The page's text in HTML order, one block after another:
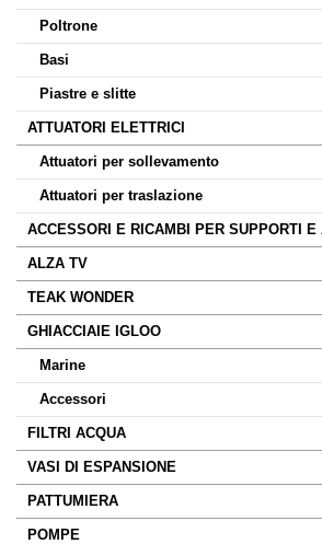
Poltrone
Basi
Piastre e slitte
ATTUATORI ELETTRICI
Attuatori per sollevamento
Attuatori per traslazione
ACCESSORI E RICAMBI PER SUPPORTI E
ALZA TV
TEAK WONDER
GHIACCIAIE IGLOO
Marine
Accessori
FILTRI ACQUA
VASI DI ESPANSIONE
PATTUMIERA
POMPE